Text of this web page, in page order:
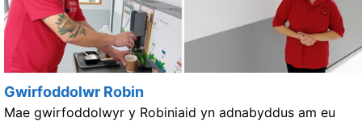
Gwirfoddolwr Robin
Mae gwirfoddolwyr y Robiniaid yn adnabyddus am eu